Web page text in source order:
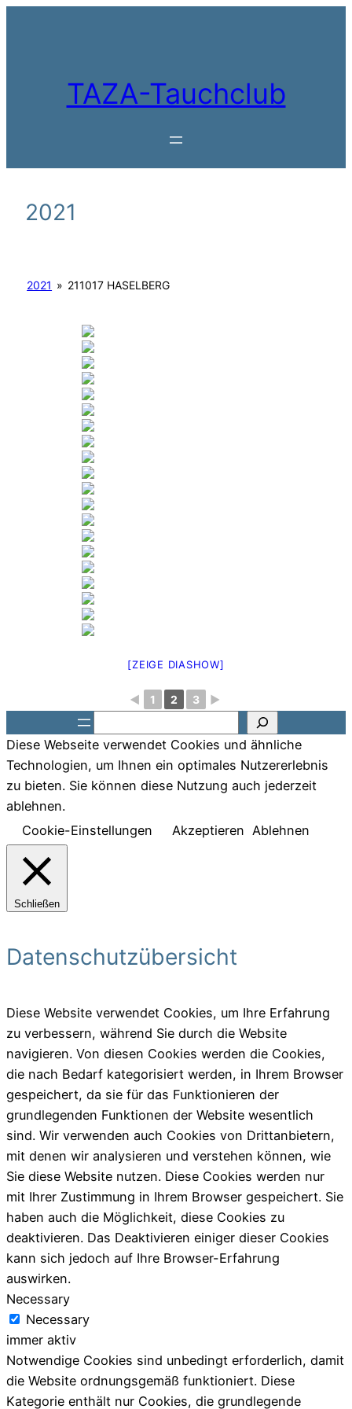
TAZA-Tauchclub
2021
2021 » 211017 HASELBERG
[ZEIGE DIASHOW]
◄ 1 2 3 ►
Diese Webseite verwendet Cookies und ähnliche
Technologien, um Ihnen ein optimales Nutzererlebnis
zu bieten. Sie können diese Nutzung auch jederzeit
ablehnen.
Cookie-Einstellungen
Akzeptieren Ablehnen
Schließen
Datenschutzübersicht
Diese Website verwendet Cookies, um Ihre Erfahrung
zu verbessern, während Sie durch die Website
navigieren. Von diesen Cookies werden die Cookies,
die nach Bedarf kategorisiert werden, in Ihrem Browser
gespeichert, da sie für das Funktionieren der
grundlegenden Funktionen der Website wesentlich
sind. Wir verwenden auch Cookies von Drittanbietern,
mit denen wir analysieren und verstehen können, wie
Sie diese Website nutzen. Diese Cookies werden nur
mit Ihrer Zustimmung in Ihrem Browser gespeichert. Sie
haben auch die Möglichkeit, diese Cookies zu
deaktivieren. Das Deaktivieren einiger dieser Cookies
kann sich jedoch auf Ihre Browser-Erfahrung
auswirken.
Necessary
Necessary
immer aktiv
Notwendige Cookies sind unbedingt erforderlich, damit
die Website ordnungsgemäß funktioniert. Diese
Kategorie enthält nur Cookies, die grundlegende